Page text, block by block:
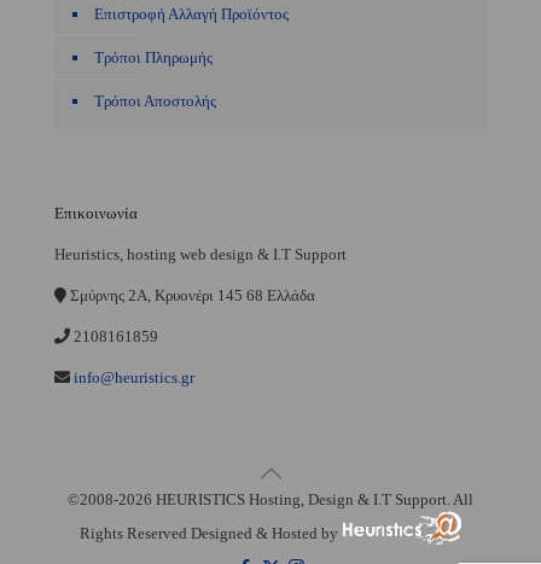
Επιστροφή Αλλαγή Προϊόντος
Τρόποι Πληρωμής
Τρόποι Αποστολής
Επικοινωνία
Heuristics, hosting web design & I.T Support
Σμύρνης 2A, Κρυονέρι 145 68 Ελλάδα
2108161859
info@heuristics.gr
©2008-2026 HEURISTICS Hosting, Design & I.T Support. All
Rights Reserved Designed & Hosted by